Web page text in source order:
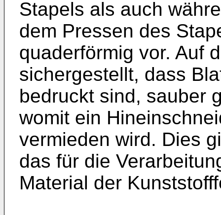
Stapels als auch
dem Pressen des
quaderförmig vor. Auf
sichergestellt, dass
bedruckt sind, sauber
womit ein
vermieden wird. Dies
das für die
Material der